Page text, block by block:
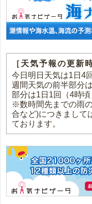
［天気予報の更新
今日明日天気は1日4
週間天気の前半部分
部分は1日1回（4時頃
※数時間先までの雨
合など)につきまして
ております。